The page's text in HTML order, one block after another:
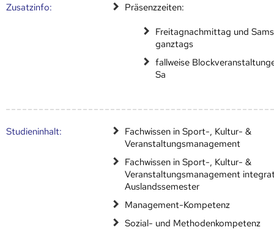
Zusatz­info:
Präsenzzeiten:
Freitagnachmittag und
ganztags
fallweise
Sa
Studien­inhalt:
Fachwissen in Sport-, Kultur- &
Veranstaltungsmanagement
Fachwissen in Sport-, Kultur- &
Veranstaltungsmanagement
Auslandssemester
Management-Kompetenz
Sozial- und Methodenkompetenz